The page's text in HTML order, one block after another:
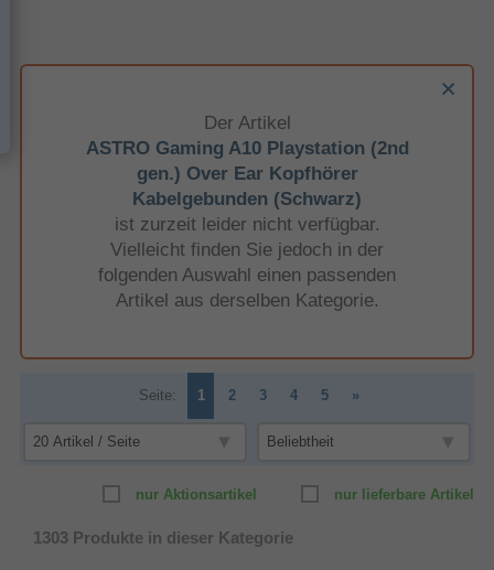
Der Artikel
ASTRO Gaming A10 Playstation (2nd
gen.) Over Ear Kopfhörer
Kabelgebunden (Schwarz)
ist zurzeit leider nicht verfügbar.
Vielleicht finden Sie jedoch in der
folgenden Auswahl einen passenden
Artikel aus derselben Kategorie.
Seite: 1 2 3 4 5 »
nur lieferbare Artikel
nur Aktionsartikel
1303 Produkte in dieser Kategorie